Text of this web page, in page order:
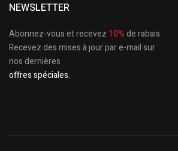
NEWSLETTER
Abonnez-vous et recevez 10%de rabais.
Recevez des mises à jour par e-mail sur
nos dernières
offres spéciales.